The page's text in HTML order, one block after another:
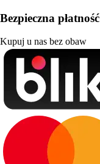
Bezpieczna płatność
Kupuj u nas bez obaw